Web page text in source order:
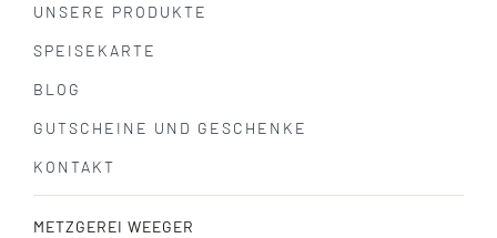
UNSERE PRODUKTE
SPEISEKARTE
BLOG
GUTSCHEINE UND GESCHENKE
KONTAKT
METZGEREI WEEGER